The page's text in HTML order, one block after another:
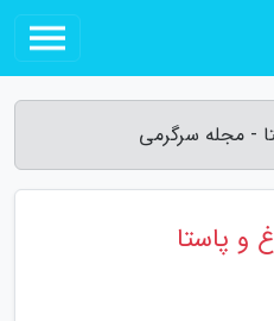
- مجله سرگرمی
و پاستا